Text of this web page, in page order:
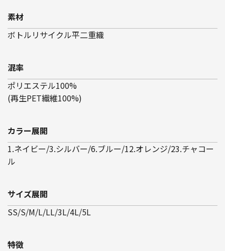
素材
ボトルリサイクル平二重織
混率
ポリエステル100%
(再生PET繊維100%)
カラー展開
1.ネイビー/3.シルバー/6.ブルー/12.オレンジ/23.チャコー
ル
サイズ展開
SS/S/M/L/LL/3L/4L/5L
特徴